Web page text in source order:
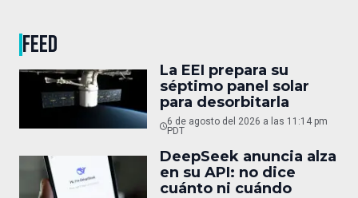
FEED
La EEI prepara su
séptimo panel solar
para desorbitarla
6 de agosto del 2026 a las 11:14 pm
PDT
DeepSeek anuncia alza
en su API: no dice
cuánto ni cuándo